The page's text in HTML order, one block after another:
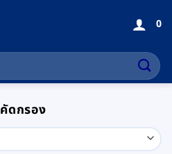
0
คัดกรอง